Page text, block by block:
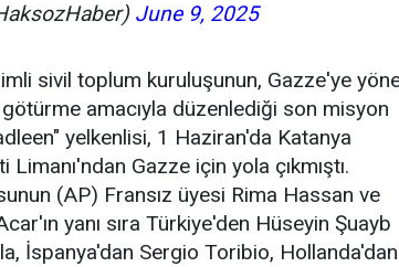
June 9, 2025
sivil toplum kuruluşunun, Gazze'ye
götürme amacıyla düzenlediği son misyon
yelkenlisi, 1 Haziran'da Katanya
Gazze için yola çıkmıştı.
(AP) Fransız üyesi Rima Hassan ve
yanı sıra Türkiye'den Hüseyin Şuayb
İspanya'dan Sergio Toribio, Hollanda'dan